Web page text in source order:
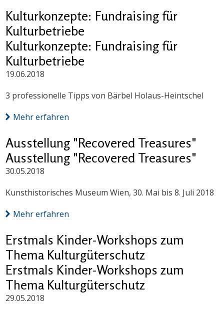
Kulturkonzepte: Fundraising für
Kulturbetriebe
Kulturkonzepte: Fundraising für
Kulturbetriebe
19.06.2018
3 professionelle Tipps von Bärbel Holaus-Heintschel
Mehr erfahren
Ausstellung "Recovered Treasures"
Ausstellung "Recovered Treasures"
30.05.2018
Kunsthistorisches Museum Wien, 30. Mai bis 8. Juli 2018
Mehr erfahren
Erstmals Kinder-Workshops zum
Thema Kulturgüterschutz
Erstmals Kinder-Workshops zum
Thema Kulturgüterschutz
29.05.2018